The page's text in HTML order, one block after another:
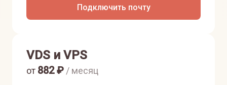
Подключить почту
VDS и VPS
от 882₽ / месяц